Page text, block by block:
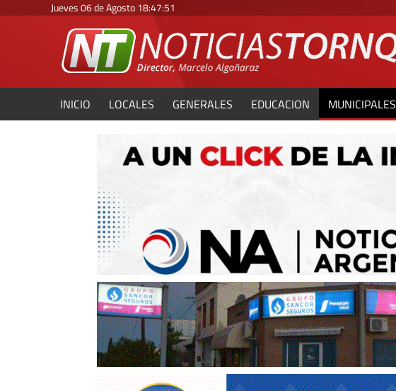
Jueves 06 de Agosto18:47:52
INICIO LOCALES GENERALES EDUCACION MUNICIPALES